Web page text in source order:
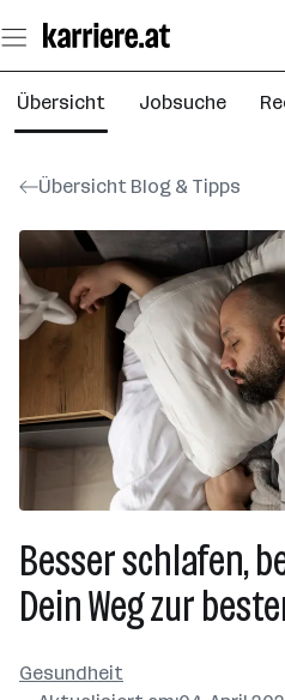
Seiteninhalt
springen
Übersicht Jobsuche
Übersicht Blog & Tipps
Besser schlafen,
Dein Weg zur
Gesundheit